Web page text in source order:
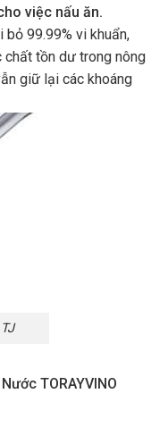
việc nấu ăn.
bỏ 99.99% vi khuẩn,
chất tồn dư trong nông
giữ lại các khoáng
TORAYVINO